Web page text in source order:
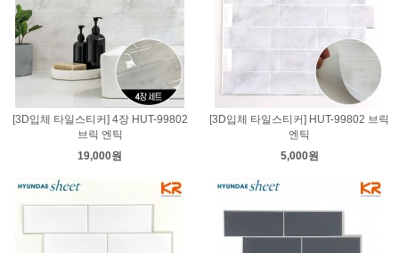
[3D입체 타일스티커] 4장 HUT-99802
브릭 엔틱
19,000원
[3D입체 타일스티커] HUT-99802 브릭
엔틱
5,000원